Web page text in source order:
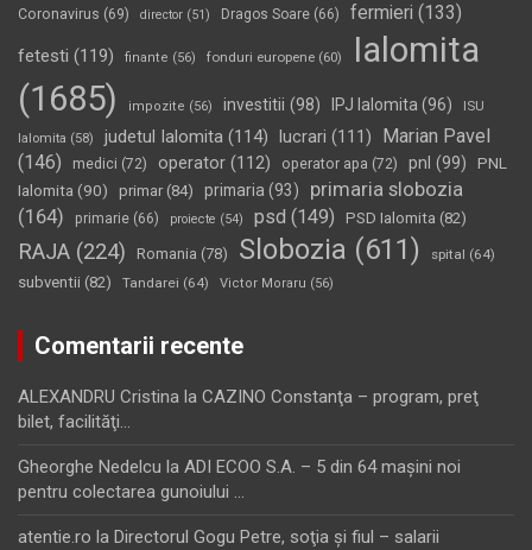
Coronavirus (69) director (51) Dragos Soare (66) fermieri (133)
fetesti (119) finante (56) fonduri europene (60)
Ialomita
(1685)
impozite (56) investitii (98) IPJ Ialomita (96) ISU
Ialomita (58) judetul Ialomita (114) lucrari (111)
Marian Pavel
(146)
medici (72) operator (112) operator apa (72) pnl (99)
PNL
Ialomita (90) primar(84) primaria (93)
primaria slobozia
(164)
primarie (66) proiecte (54) psd (149) PSD Ialomita (82)
RAJA (224) Romania (78) Slobozia (611) spital (64)
subventii (82) Tandarei (64) Victor Moraru (56)
Comentarii recente
ALEXANDRU Cristina la CAZINO Constanţa – program, preţ
bilet, facilităţi…
Gheorghe Nedelcu la ADI ECOO S.A. – 5 din 64 maşini noi
pentru colectarea gunoiului …
atentie.ro la Directorul Gogu Petre, soţia şi fiul – salarii